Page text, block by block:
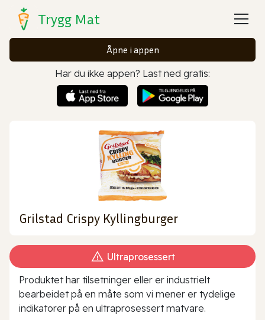
Trygg Mat
Åpne i appen
Har du ikke appen? Last ned gratis:
Grilstad Crispy Kyllingburger
Ultraprosessert
Produktet har tilsetninger eller er industrielt
bearbeidet på en måte som vi mener er tydelige
indikatorer på en ultraprosessert matvare.